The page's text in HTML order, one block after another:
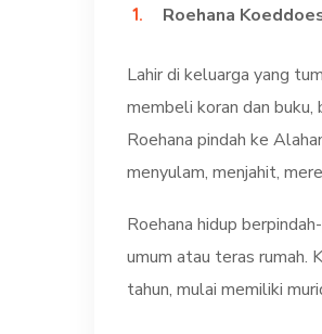
Roehana
Lahir di keluarga yang
membeli koran dan buku,
Roehana pindah ke
menyulam, menjahit,
Roehana hidup
umum atau teras rumah.
tahun, mulai memiliki